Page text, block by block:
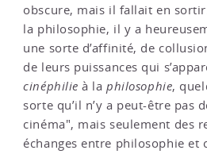
obscure, mais il fallait en
la philosophie, il y a
une sorte d’affinité, de
de leurs puissances qui
cinéphilie à laphilosophie,
sorte qu’il n’y a peut-être pas
cinéma", mais seulement des
échanges entre philosophie et